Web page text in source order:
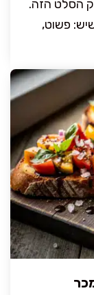
הסלט הזה.
פשוט,